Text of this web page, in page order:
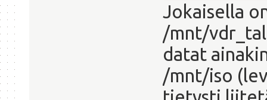
Jokaisella
/mnt/
datat
/mnt/iso